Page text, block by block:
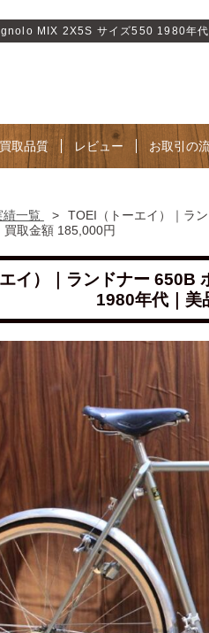
MIX 2X5S サイズ550 1980年
取品質 レビュー お取引の
績一覧 >
TOEI（トーエイ）｜ラ
取金額 185,000円
イ）｜ランドナー 650B
1980年代｜美